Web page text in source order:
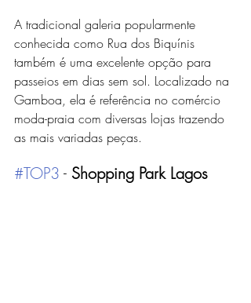
A tradicional galeria popularmente
conhecida como Rua dos Biquínis
também é uma excelente opção para
passeios em dias sem sol. Localizado na
Gamboa, ela é referência no comércio
moda-praia com diversas lojas trazendo
as mais variadas peças.
#TOP3 - Shopping Park Lagos